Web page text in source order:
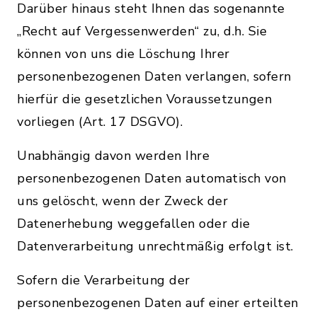
Darüber hinaus steht Ihnen das sogenannte
„Recht auf Vergessenwerden“ zu, d.h. Sie
können von uns die Löschung Ihrer
personenbezogenen Daten verlangen, sofern
hierfür die gesetzlichen Voraussetzungen
vorliegen (Art. 17 DSGVO).
Unabhängig davon werden Ihre
personenbezogenen Daten automatisch von
uns gelöscht, wenn der Zweck der
Datenerhebung weggefallen oder die
Datenverarbeitung unrechtmäßig erfolgt ist.
Sofern die Verarbeitung der
personenbezogenen Daten auf einer erteilten